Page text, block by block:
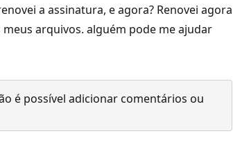
a assinatura, e agora? Renovei agora
arquivos. alguém pode me ajudar
é possível adicionar comentários ou